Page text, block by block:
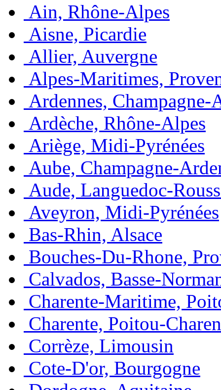
Ain, Rhône-Alpes
Aisne, Picardie
Allier, Auvergne
Alpes-Maritimes,
Ardennes, Champagne-
Ardèche, Rhône-Alpes
Ariège, Midi-Pyrénées
Aube, Champagne-
Aude, Languedoc-
Aveyron, Midi-Pyrénées
Bas-Rhin, Alsace
Bouches-Du-Rhone,
Calvados, Basse-
Charente-Maritime,
Charente, Poitou-
Corrèze, Limousin
Cote-D'or, Bourgogne